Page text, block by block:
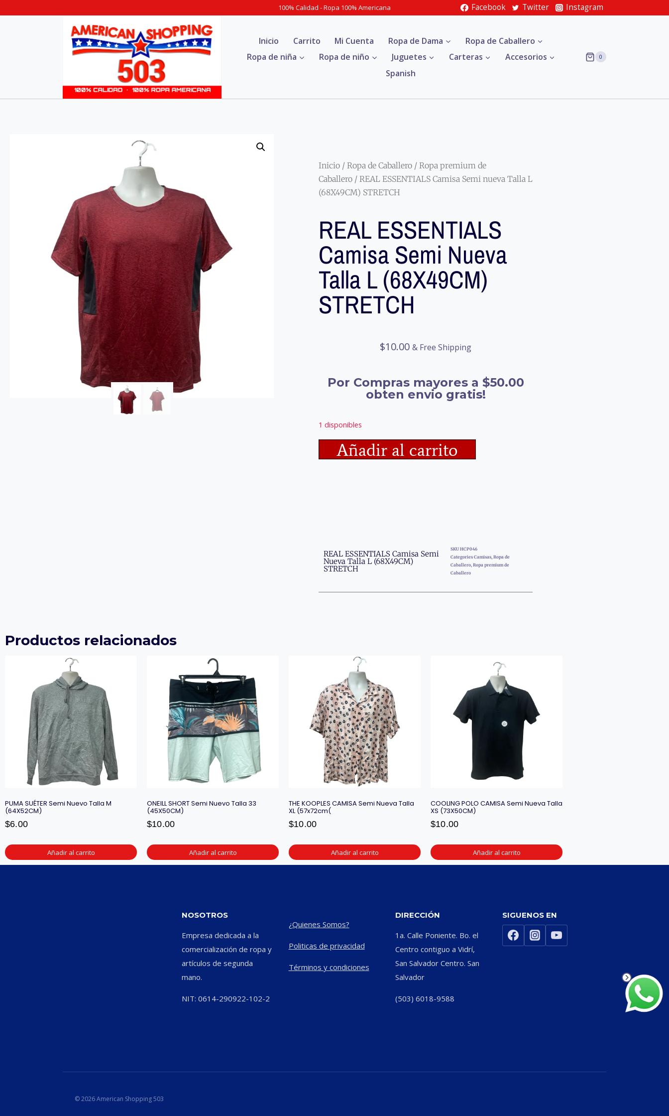
100% Calidad - Ropa 100% Americana Facebook Twitter Instagram
Inicio Carrito Mi Cuenta Ropa de Dama
Ropa de Caballero
Ropa de niña
Ropa de niño Juguetes Carteras
Accesorios
Spanish
0
Inicio / Ropa de Caballero / Ropa premium de
Caballero / REAL ESSENTIALS Camisa Semi nueva Talla L
(68X49CM) STRETCH
REAL ESSENTIALS
Camisa Semi Nueva
Talla L (68X49CM)
STRETCH
$10.00 & Free Shipping
Por Compras mayores a $50.00
obten envio gratis!
1 disponibles
Añadir al carrito
REAL ESSENTIALS Camisa Semi
Nueva Talla L (68X49CM)
STRETCH
SKU HCP046
Categories Camisas, Ropa de
Caballero, Ropa premium de
Caballero
Productos relacionados
PUMA SUÉTER Semi Nuevo Talla M
(64X52CM)
$6.00
Añadir al carrito
ONEILL SHORT Semi Nuevo Talla 33
(45X50CM)
$10.00
Añadir al carrito
THE KOOPLES CAMISA Semi Nueva Talla
XL (57x72cm(
$10.00
Añadir al carrito
COOLING POLO CAMISA Semi Nueva Talla
XS (73X50CM)
$10.00
Añadir al carrito
NOSOTROS
Empresa dedicada a la
comercialización de ropa y
artículos de segunda
mano.
NIT: 0614-290922-102-2
¿Quienes Somos?
Politicas de privacidad
Términos y condiciones
DIRECCIÓN
1a. Calle Poniente. Bo. el
Centro contiguo a Vidrí,
San Salvador Centro. San
Salvador
(503) 6018-9588
SIGUENOS EN
© 2026 American Shopping 503